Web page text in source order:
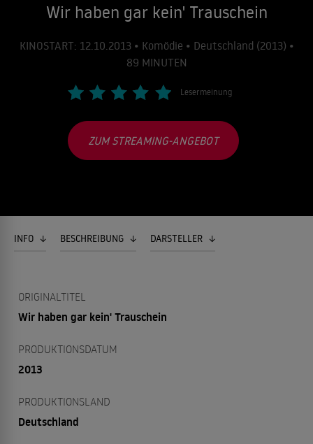
Wir haben gar kein' Trauschein
KINOSTART: 12.10.2013 • Komödie • Deutschland (2013) •
89 MINUTEN
Lesermeinung
ZUM STREAMING-ANGEBOT
INFO BESCHREIBUNG DARSTELLER
ORIGINALTITEL
Wir haben gar kein' Trauschein
PRODUKTIONSDATUM
2013
PRODUKTIONSLAND
Deutschland